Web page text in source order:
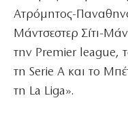
Ατρόμητος-
Μάντσεστερ Σίτι-
την Premier league,
τη Serie A και το
τη La Liga».